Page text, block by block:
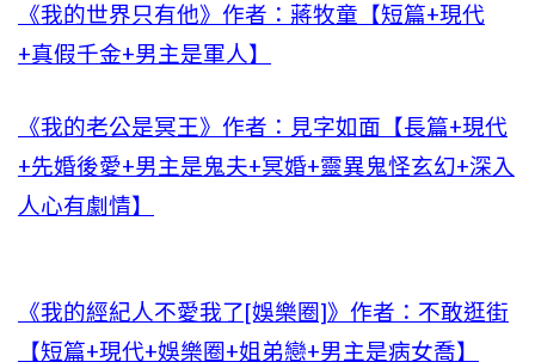
《我的世界只有他》作者：蔣牧童【短篇+現代
+真假千金+男主是軍人】
《我的老公是冥王》作者：見字如面【長篇+現代
+先婚後愛+男主是鬼夫+冥婚+靈異鬼怪玄幻+深入
人心有劇情】
《我的經紀人不愛我了[娛樂圈]》作者：不敢逛街
【短篇+現代+娛樂圈+姐弟戀+男主是病女喬】